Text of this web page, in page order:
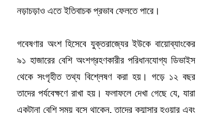
নড়াচড়াও এতে ইতিবাচক প্রভাব ফেলতে পারে।
গবেষণার অংশ হিসেবে যুক্তরাজ্যের ইউকে বায়োব্যাংকের
৯১ হাজারের বেশি অংশগ্রহণকারীর পরিধানযোগ্য ডিভাইস
থেকে সংগৃহীত তথ্য বিশ্লেষণ করা হয়। গড়ে ১২ বছর
তাদের পর্যবেক্ষণে রাখা হয়। ফলাফলে দেখা গেছে যে, যারা
একটানা বেশি সময় বসে থাকেন, তাদের ক্যান্সার হওয়ার এবং